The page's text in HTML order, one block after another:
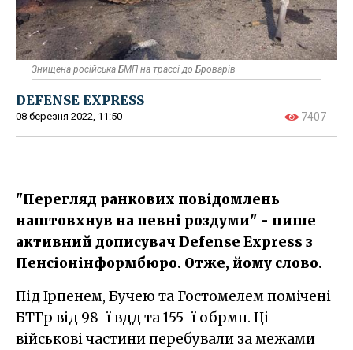
Знищена російська БМП на трассі до Броварів
DEFENSE EXPRESS
08 березня 2022, 11:50 7407
"Перегляд ранкових повідомлень
наштовхнув на певні роздуми" - пише
активний дописувач Defense Express з
Пенсіонінформбюро. Отже, йому слово.
Під Ірпенем, Бучею та Гостомелем помічені
БТГр від 98-ї вдд та 155-ї обрмп. Ці
військові частини перебували за межами